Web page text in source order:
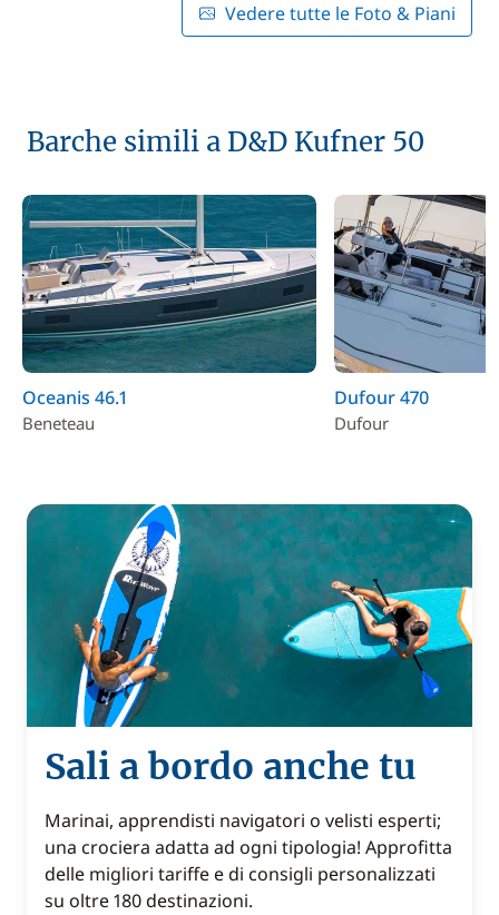
Vedere tutte le Foto & Piani
Barche simili a D&D Kufner 50
Oceanis 46.1
Beneteau
Dufour 470
Dufour
Sali a bordo anche tu
Marinai, apprendisti navigatori o velisti esperti;
una crociera adatta ad ogni tipologia! Approfitta
delle migliori tariffe e di consigli personalizzati
su oltre 180 destinazioni.